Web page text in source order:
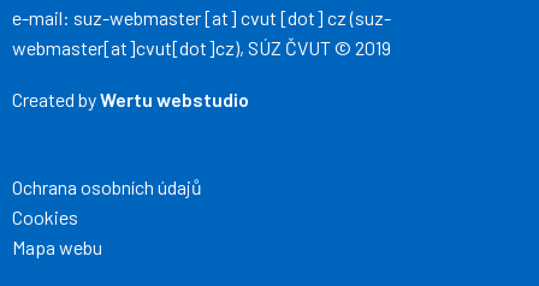
e-mail: suz-webmaster[at] cvut [dot] cz(suz-
webmaster[at]cvut[dot]cz), SÚZ ČVUT © 2019
Created byWertu webstudio
Ochrana osobních údajů
Cookies
Mapa webu